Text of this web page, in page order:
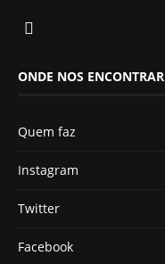
ONDE NOS ENCONTRAR
Quem faz
Instagram
Twitter
Facebook